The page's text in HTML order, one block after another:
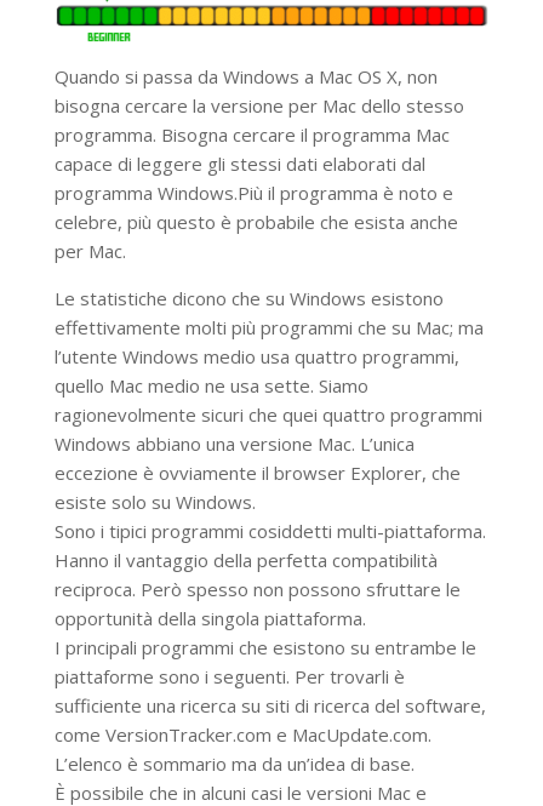
Quando si passa da Windows a Mac OS X, non
bisogna cercare la versione per Mac dello stesso
programma. Bisogna cercare il programma Mac
capace di leggere gli stessi dati elaborati dal
programma Windows.Più il programma è noto e
celebre, più questo è probabile che esista anche
per Mac.
Le statistiche dicono che su Windows esistono
effettivamente molti più programmi che su Mac; ma
l’utente Windows medio usa quattro programmi,
quello Mac medio ne usa sette. Siamo
ragionevolmente sicuri che quei quattro programmi
Windows abbiano una versione Mac. L’unica
eccezione è ovviamente il browser Explorer, che
esiste solo su Windows.
Sono i tipici programmi cosiddetti multi-piattaforma.
Hanno il vantaggio della perfetta compatibilità
reciproca. Però spesso non possono sfruttare le
opportunità della singola piattaforma.
I principali programmi che esistono su entrambe le
piattaforme sono i seguenti. Per trovarli è
sufficiente una ricerca su siti di ricerca del software,
come VersionTracker.com e MacUpdate.com.
L’elenco è sommario ma da un’idea di base.
È possibile che in alcuni casi le versioni Mac e